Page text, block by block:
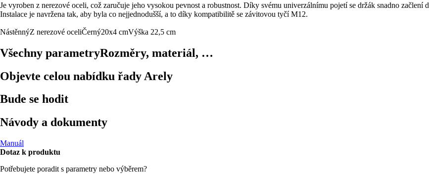
Je vyroben z nerezové oceli, což zaručuje jeho vysokou pevnost a robustnost. Díky svému univerzálnímu pojetí se držák snadno
Instalace je navržena tak, aby byla co nejjednodušší, a to díky kompatibilitě se závitovou tyčí M12.
NástěnnýZ nerezové oceliČerný20x4 cmVýška 22,5 cm
Všechny parametryRozměry, materiál, …
Objevte celou nabídku řady Arely
Bude se hodit
Návody a dokumenty
Manuál
Dotaz k produktu
Potřebujete poradit s parametry nebo výběrem?